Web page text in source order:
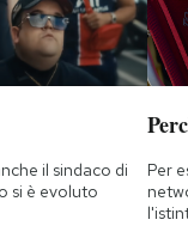
il sindaco di
si è evoluto
Per